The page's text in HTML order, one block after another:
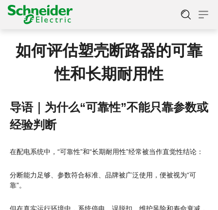
如何评估塑壳断路器的可靠
性和长期耐用性
导语｜为什么“可靠性”不能只靠参数或
经验判断
在配电系统中，“可靠性”和“长期耐用性”经常被当作直觉性结论：
分断能力足够、参数符合标准、品牌被广泛使用，便被视为“可
靠”。